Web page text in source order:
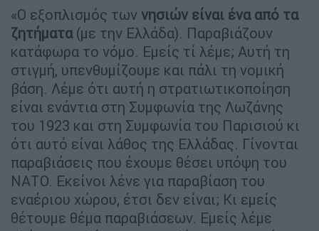
«Ο εξοπλισμός των νησιών είναι ένα από τα
ζητήματα(με την Ελλάδα). Παραβιάζουν
κατάφωρα το νόμο. Εμείς τί λέμε; Αυτή τη
στιγμή, υπενθυμίζουμε και πάλι τη νομική
βάση. Λέμε ότι αυτή η στρατιωτικοποίηση
είναι ενάντια στη Συμφωνία της Λωζάνης
του 1923 και στη Συμφωνία του Παρισιού κι
ότι αυτό είναι λάθος της Ελλάδας. Γίνονται
παραβιάσεις που έχουμε θέσει υπόψη του
ΝΑΤΟ. Εκείνοι λένε για παραβίαση του
εναέριου χώρου, έτσι δεν είναι; Κι εμείς
θέτουμε θέμα παραβιάσεων. Εμείς λέμε